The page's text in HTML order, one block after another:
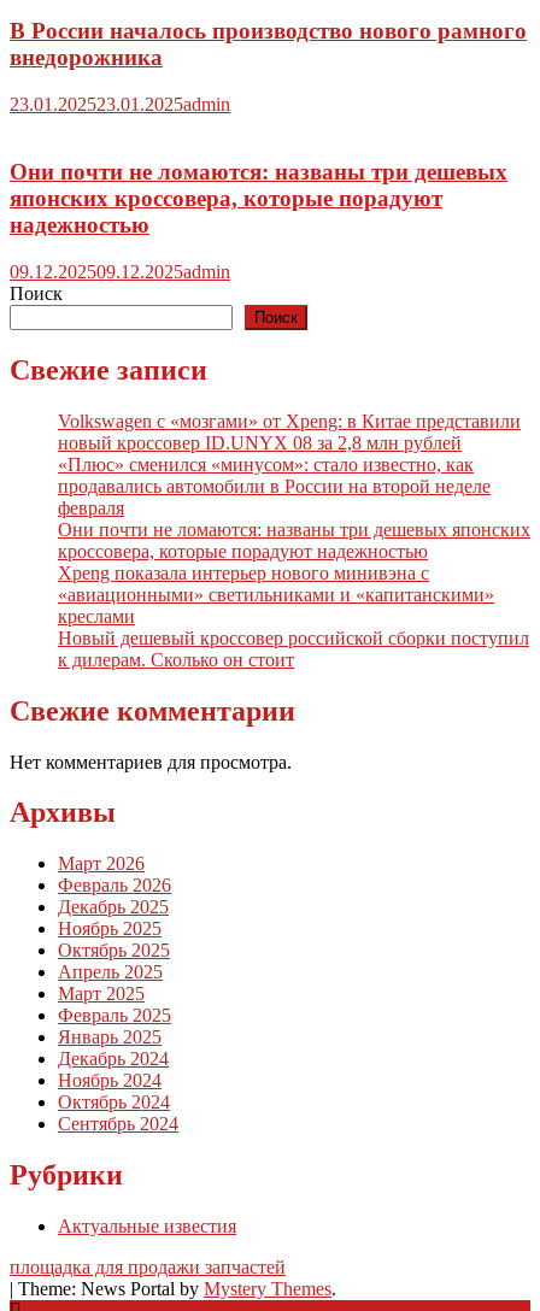
В России началось производство нового рамного
внедорожника
23.01.202523.01.2025admin
Они почти не ломаются: названы три дешевых
японских кроссовера, которые порадуют
надежностью
09.12.202509.12.2025admin
Поиск
Поиск
Свежие записи
Volkswagen с «мозгами» от Xpeng: в Китае представили
новый кроссовер ID.UNYX 08 за 2,8 млн рублей
«Плюс» сменился «минусом»: стало известно, как
продавались автомобили в России на второй неделе
февраля
Они почти не ломаются: названы три дешевых японских
кроссовера, которые порадуют надежностью
Xpeng показала интерьер нового минивэна с
«авиационными» светильниками и «капитанскими»
креслами
Новый дешевый кроссовер российской сборки поступил
к дилерам. Сколько он стоит
Свежие комментарии
Нет комментариев для просмотра.
Архивы
Март 2026
Февраль 2026
Декабрь 2025
Ноябрь 2025
Октябрь 2025
Апрель 2025
Март 2025
Февраль 2025
Январь 2025
Декабрь 2024
Ноябрь 2024
Октябрь 2024
Сентябрь 2024
Рубрики
Актуальные известия
площадка для продажи запчастей
| Theme: News Portal by Mystery Themes.